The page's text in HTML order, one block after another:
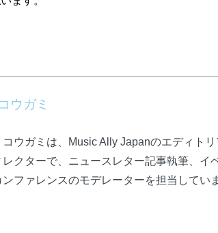
ウガミ
コウガミは、Music Ally Japanのエディトリ
レクターで、ニュースレター記事執筆、イ
ファレンスのモデレーターを担当してい